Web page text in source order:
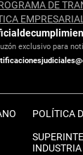
DE
exclusivo para
POLÍTICA